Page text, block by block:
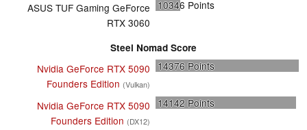
ASUS TUF Gaming GeForce
RTX 3060
10346 Points
Steel Nomad Score
Nvidia GeForce RTX 5090
Founders Edition (Vulkan)
14376 Points
Nvidia GeForce RTX 5090
Founders Edition (DX12)
14142 Points